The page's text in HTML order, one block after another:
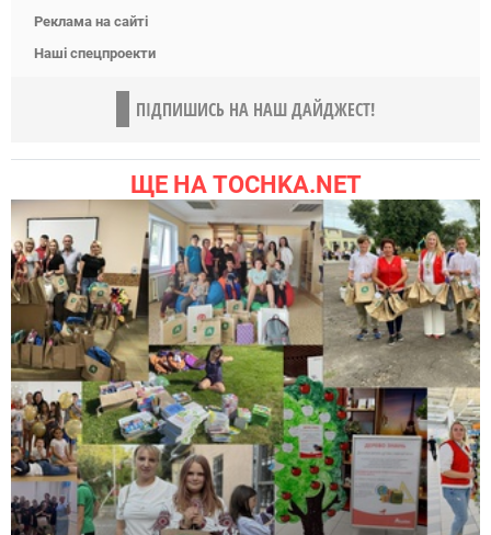
Реклама на сайті
Наші спецпроекти
ПІДПИШИСЬ НА НАШ ДАЙДЖЕСТ!
ЩЕ НА TOCHKA.NET